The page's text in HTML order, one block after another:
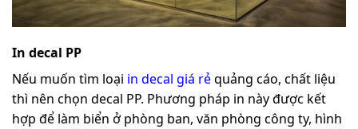
In decal PP
Nếu muốn tìm loại in decal giá rẻquảng cáo, chất liệu
thì nên chọn decal PP. Phương pháp in này được kết
hợp để làm biển ở phòng ban, văn phòng công ty, hình